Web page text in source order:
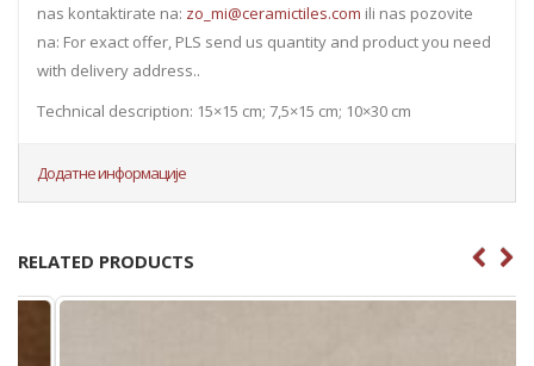
nas kontaktirate na: zo_mi@ceramictiles.com ili nas pozovite
na: For exact offer, PLS send us quantity and product you need
with delivery address..
Technical description: 15×15 cm; 7,5×15 cm; 10×30 cm
Додатне информације
RELATED PRODUCTS